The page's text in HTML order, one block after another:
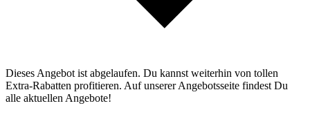
Dieses Angebot ist abgelaufen. Du kannst weiterhin von tollen
Extra-Rabatten profitieren. Auf unserer Angebotsseite findest Du
alle aktuellen Angebote!